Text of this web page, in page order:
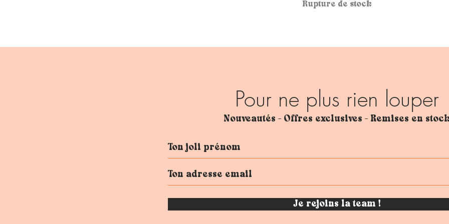
Rupture de stock
Pour ne plus rien louper
Nouveautés - Offres exclusives - Remises en
Je rejoins la team !